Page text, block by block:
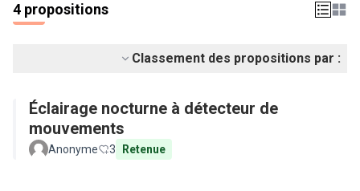
4 propositions
Classement des propositions par :
Éclairage nocturne à détecteur de
mouvements
Anonyme 3 Retenue